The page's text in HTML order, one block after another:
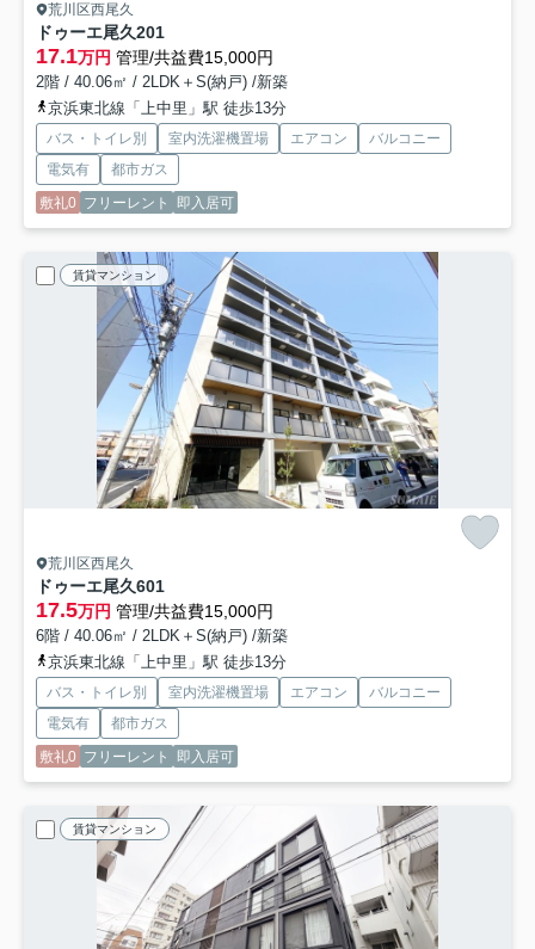
荒川区西尾久
ドゥーエ尾久201
17.1万円 管理/共益費15,000円
2階 / 40.06㎡ / 2LDK＋S(納戸) /新築
京浜東北線「上中里」駅 徒歩13分
バス・トイレ別 室内洗濯機置場 エアコン
バルコニー
電気有
都市ガス
敷礼0 フリーレント 即入居可
賃貸マンション
荒川区西尾久
ドゥーエ尾久601
17.5万円 管理/共益費15,000円
6階 / 40.06㎡ / 2LDK＋S(納戸) /新築
京浜東北線「上中里」駅 徒歩13分
バス・トイレ別 室内洗濯機置場 エアコン
バルコニー
電気有
都市ガス
敷礼0 フリーレント 即入居可
賃貸マンション